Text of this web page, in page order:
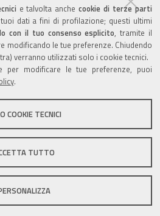
e talvolta anchecookie di terze parti
dati a fini di profilazione; questi ultimi
con il tuo consenso esplicito, tramite il
modificando le tue preferenze. Chiudendo
verranno utilizzati solo i cookie tecnici.
per modificare le tue preferenze, puoi
.
COOKIE TECNICI
TUTTO
romagna.it/urp